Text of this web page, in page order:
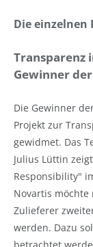
Die einzelnen
Transparenz
Gewinner
Die Gewinner
Projekt zur
gewidmet. Das
Julius Lüttin
Responsibility"
Novartis möchte
Zulieferer
werden. Dazu